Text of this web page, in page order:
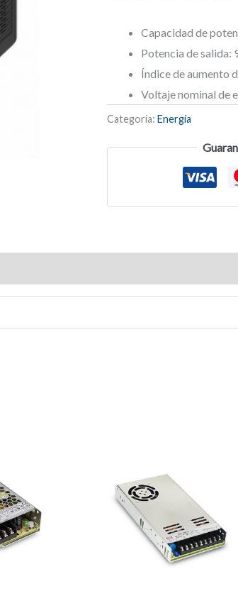
Capacidad de
Potencia de salida:
Índice de aumento
Voltaje nominal de
Categoría:Energía